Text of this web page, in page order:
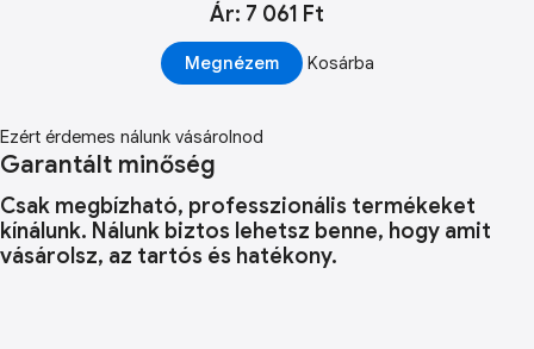
Ár: 7 061 Ft
Megnézem Kosárba
Ezért érdemes nálunk vásárolnod
Garantált minőség
Csak megbízható, professzionális termékeket
kínálunk. Nálunk biztos lehetsz benne, hogy amit
vásárolsz, az tartós és hatékony.